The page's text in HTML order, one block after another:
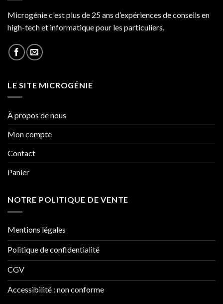
Microgénie c'est plus de 25 ans d’expériences de conseils en
high-tech et informatique pour les particuliers.
LE SITE MICROGÉNIE
À propos de nous
Mon compte
Contact
Panier
NOTRE POLITIQUE DE VENTE
Mentions légales
Politique de confidentialité
CGV
Accessibilité : non conforme